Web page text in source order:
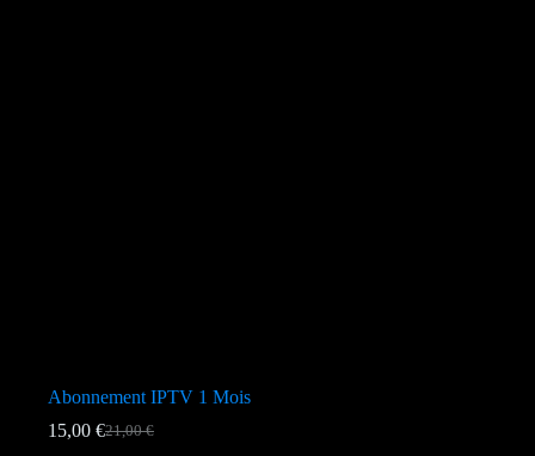
Abonnement IPTV 1 Mois
21,00€
Le
15,00 €Le